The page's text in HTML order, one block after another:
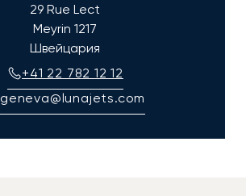
29 Rue Lect
Meyrin 1217
Швейцария
+41 22 782 12 12
geneva@lunajets.com